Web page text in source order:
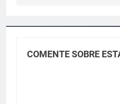
COMENTE SOBRE